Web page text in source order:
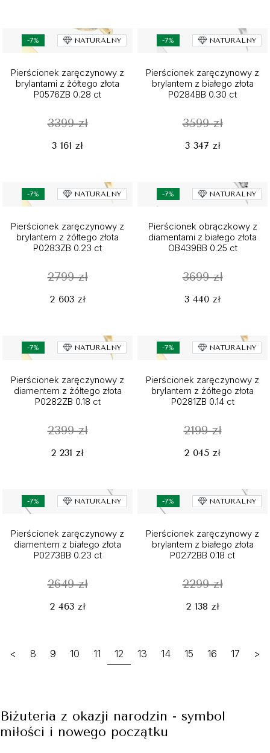
-7% NATURALNY
Pierścionek zaręczynowy z
brylantami z żółtego złota
P0576ZB 0.28 ct
3399 zł
3 161 zł
-7% NATURALNY
Pierścionek zaręczynowy z
brylantem z białego złota
P0284BB 0.30 ct
3599 zł
3 347 zł
-7% NATURALNY
Pierścionek zaręczynowy z
brylantem z żółtego złota
P0283ZB 0.23 ct
2799 zł
2 603 zł
-7% NATURALNY
Pierścionek obrączkowy z
diamentami z białego złota
OB439BB 0.25 ct
3699 zł
3 440 zł
-7% NATURALNY
Pierścionek zaręczynowy z
diamentem z żółtego złota
P0282ZB 0.18 ct
2399 zł
2 231 zł
-7% NATURALNY
Pierścionek zaręczynowy z
brylantem z żółtego złota
P0281ZB 0.14 ct
2199 zł
2 045 zł
-7% NATURALNY
Pierścionek zaręczynowy z
diamentem z białego złota
P0273BB 0.23 ct
2649 zł
2 463 zł
-7% NATURALNY
Pierścionek zaręczynowy z
brylantem z białego złota
P0272BB 0.18 ct
2299 zł
2 138 zł
< 8 9 10 11 12 13 14 15 16 17 >
Biżuteria z okazji narodzin - symbol
miłości i nowego początku